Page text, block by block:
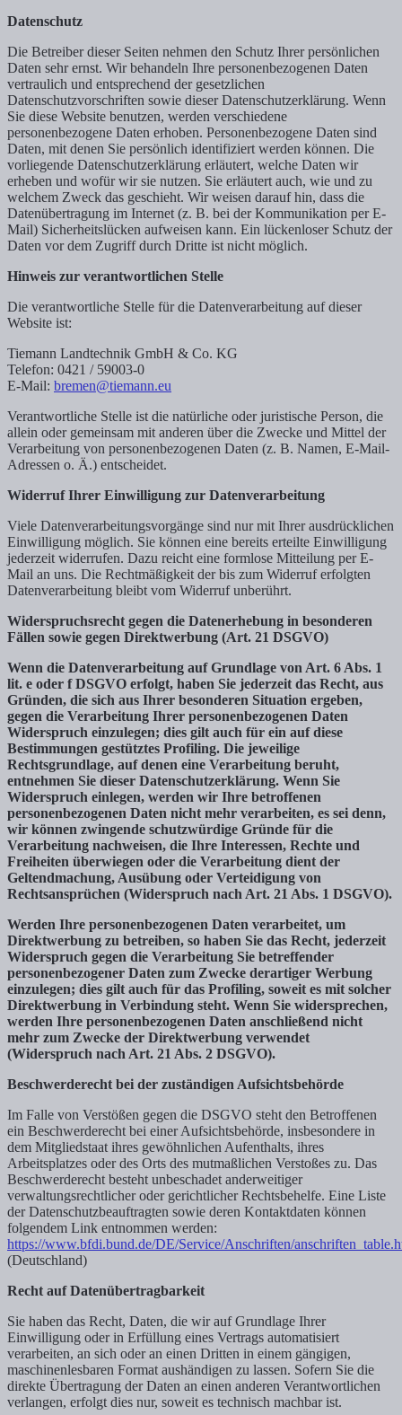
Datenschutz
Die Betreiber dieser Seiten nehmen den Schutz Ihrer persönlichen
Daten sehr ernst. Wir behandeln Ihre personenbezogenen Daten
vertraulich und entsprechend der gesetzlichen
Datenschutzvorschriften sowie dieser Datenschutzerklärung. Wenn
Sie diese Website benutzen, werden verschiedene
personenbezogene Daten erhoben. Personenbezogene Daten sind
Daten, mit denen Sie persönlich identifiziert werden können. Die
vorliegende Datenschutzerklärung erläutert, welche Daten wir
erheben und wofür wir sie nutzen. Sie erläutert auch, wie und zu
welchem Zweck das geschieht. Wir weisen darauf hin, dass die
Datenübertragung im Internet (z. B. bei der Kommunikation per E-
Mail) Sicherheitslücken aufweisen kann. Ein lückenloser Schutz der
Daten vor dem Zugriff durch Dritte ist nicht möglich.
Hinweis zur verantwortlichen Stelle
Die verantwortliche Stelle für die Datenverarbeitung auf dieser
Website ist:
Tiemann Landtechnik GmbH & Co. KG
Telefon: 0421 / 59003-0
E-Mail: bremen@tiemann.eu
Verantwortliche Stelle ist die natürliche oder juristische Person, die
allein oder gemeinsam mit anderen über die Zwecke und Mittel der
Verarbeitung von personenbezogenen Daten (z. B. Namen, E-Mail-
Adressen o. Ä.) entscheidet.
Widerruf Ihrer Einwilligung zur Datenverarbeitung
Viele Datenverarbeitungsvorgänge sind nur mit Ihrer ausdrücklichen
Einwilligung möglich. Sie können eine bereits erteilte Einwilligung
jederzeit widerrufen. Dazu reicht eine formlose Mitteilung per E-
Mail an uns. Die Rechtmäßigkeit der bis zum Widerruf erfolgten
Datenverarbeitung bleibt vom Widerruf unberührt.
Widerspruchsrecht gegen die Datenerhebung in besonderen
Fällen sowie gegen Direktwerbung (Art. 21 DSGVO)
Wenn die Datenverarbeitung auf Grundlage von Art. 6 Abs. 1
lit. e oder f DSGVO erfolgt, haben Sie jederzeit das Recht, aus
Gründen, die sich aus Ihrer besonderen Situation ergeben,
gegen die Verarbeitung Ihrer personenbezogenen Daten
Widerspruch einzulegen; dies gilt auch für ein auf diese
Bestimmungen gestütztes Profiling. Die jeweilige
Rechtsgrundlage, auf denen eine Verarbeitung beruht,
entnehmen Sie dieser Datenschutzerklärung. Wenn Sie
Widerspruch einlegen, werden wir Ihre betroffenen
personenbezogenen Daten nicht mehr verarbeiten, es sei denn,
wir können zwingende schutzwürdige Gründe für die
Verarbeitung nachweisen, die Ihre Interessen, Rechte und
Freiheiten überwiegen oder die Verarbeitung dient der
Geltendmachung, Ausübung oder Verteidigung von
Rechtsansprüchen (Widerspruch nach Art. 21 Abs. 1 DSGVO).
Werden Ihre personenbezogenen Daten verarbeitet, um
Direktwerbung zu betreiben, so haben Sie das Recht, jederzeit
Widerspruch gegen die Verarbeitung Sie betreffender
personenbezogener Daten zum Zwecke derartiger Werbung
einzulegen; dies gilt auch für das Profiling, soweit es mit solcher
Direktwerbung in Verbindung steht. Wenn Sie widersprechen,
werden Ihre personenbezogenen Daten anschließend nicht
mehr zum Zwecke der Direktwerbung verwendet
(Widerspruch nach Art. 21 Abs. 2 DSGVO).
Beschwerderecht bei der zuständigen Aufsichtsbehörde
Im Falle von Verstößen gegen die DSGVO steht den Betroffenen
ein Beschwerderecht bei einer Aufsichtsbehörde, insbesondere in
dem Mitgliedstaat ihres gewöhnlichen Aufenthalts, ihres
Arbeitsplatzes oder des Orts des mutmaßlichen Verstoßes zu. Das
Beschwerderecht besteht unbeschadet anderweitiger
verwaltungsrechtlicher oder gerichtlicher Rechtsbehelfe. Eine Liste
der Datenschutzbeauftragten sowie deren Kontaktdaten können
folgendem Link entnommen werden:
https://www.bfdi.bund.de/DE/Service/Anschriften/
(Deutschland)
Recht auf Datenübertragbarkeit
Sie haben das Recht, Daten, die wir auf Grundlage Ihrer
Einwilligung oder in Erfüllung eines Vertrags automatisiert
verarbeiten, an sich oder an einen Dritten in einem gängigen,
maschinenlesbaren Format aushändigen zu lassen. Sofern Sie die
direkte Übertragung der Daten an einen anderen Verantwortlichen
verlangen, erfolgt dies nur, soweit es technisch machbar ist.